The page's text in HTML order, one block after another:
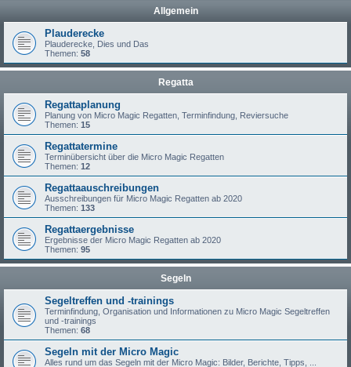
Allgemein
Plauderecke
Plauderecke, Dies und Das
Themen: 58
Regatta
Regattaplanung
Planung von Micro Magic Regatten, Terminfindung, Reviersuche
Themen: 15
Regattatermine
Terminübersicht über die Micro Magic Regatten
Themen: 12
Regattaauschreibungen
Ausschreibungen für Micro Magic Regatten ab 2020
Themen: 133
Regattaergebnisse
Ergebnisse der Micro Magic Regatten ab 2020
Themen: 95
Segeln
Segeltreffen und -trainings
Terminfindung, Organisation und Informationen zu Micro Magic Segeltreffen
und -trainings
Themen: 68
Segeln mit der Micro Magic
Alles rund um das Segeln mit der Micro Magic: Bilder, Berichte, Tipps, ...